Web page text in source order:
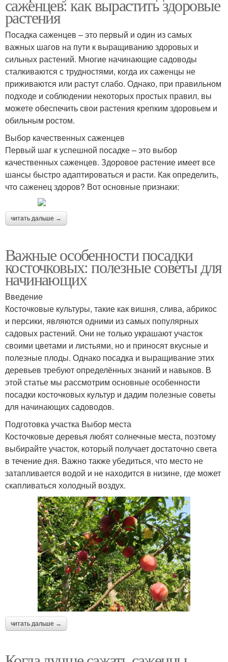
саженцев: как вырастить здоровые
растения
Посадка саженцев – это первый и один из самых
важных шагов на пути к выращиванию здоровых и
сильных растений. Многие начинающие садоводы
сталкиваются с трудностями, когда их саженцы не
приживаются или растут слабо. Однако, при правильном
подходе и соблюдении некоторых простых правил, вы
можете обеспечить свои растения крепким здоровьем и
обильным ростом.
Выбор качественных саженцев
Первый шаг к успешной посадке – это выбор
качественных саженцев. Здоровое растение имеет все
шансы быстро адаптироваться и расти. Как определить,
что саженец здоров? Вот основные признаки:
читать дальше →
Важные особенности посадки
косточковых: полезные советы для
начинающих
Введение
Косточковые культуры, такие как вишня, слива, абрикос
и персики, являются одними из самых популярных
садовых растений. Они не только украшают участок
своими цветами и листьями, но и приносят вкусные и
полезные плоды. Однако посадка и выращивание этих
деревьев требуют определённых знаний и навыков. В
этой статье мы рассмотрим основные особенности
посадки косточковых культур и дадим полезные советы
для начинающих садоводов.
Подготовка участка Выбор места
Косточковые деревья любят солнечные места, поэтому
выбирайте участок, который получает достаточно света
в течение дня. Важно также убедиться, что место не
затапливается водой и не находится в низине, где может
скапливаться холодный воздух.
читать дальше →